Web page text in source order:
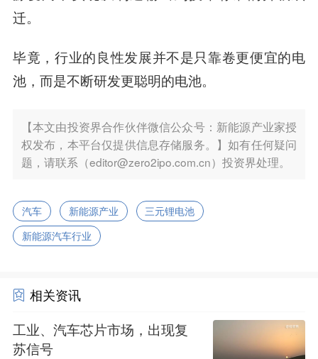
迁。
毕竟，行业的良性发展并不是只靠卷更便宜的电
池，而是不断研发更聪明的电池。
【本文由投资界合作伙伴微信公众号：新能源产业家授
权发布，本平台仅提供信息存储服务。】如有任何疑问
题，请联系（editor@zero2ipo.com.cn）投资界处理。
汽车 新能源产业
三元锂电池
新能源汽车行业
相关资讯
工业、汽车芯片市场，出现复
苏信号